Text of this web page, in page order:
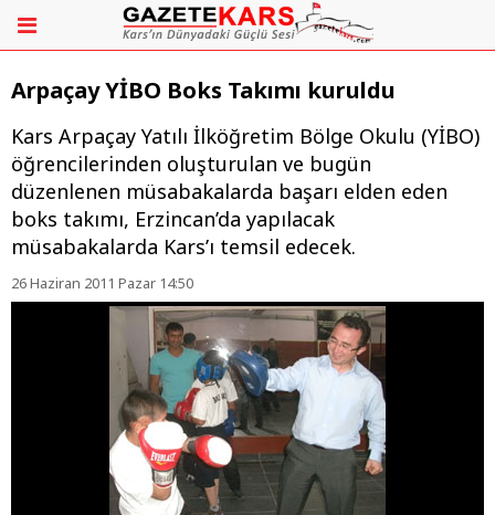
Arpaçay YİBO Boks Takımı kuruldu
Kars Arpaçay Yatılı İlköğretim Bölge Okulu (YİBO)
öğrencilerinden oluşturulan ve bugün
düzenlenen müsabakalarda başarı elden eden
boks takımı, Erzincan’da yapılacak
müsabakalarda Kars’ı temsil edecek.
26 Haziran 2011 Pazar 14:50